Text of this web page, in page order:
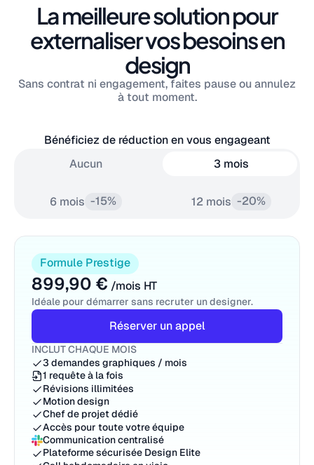
La meilleure solution pour
externaliser vos besoins en
design
Sans contrat ni engagement, faites pause ou annulez
à tout moment.
Bénéficiez de réduction en vous engageant
Aucun
3 mois
6 mois -15% 12 mois -20%
Formule Prestige
899,90 € /mois HT
Idéale pour démarrer sans recruter un designer.
Réserver un appel
INCLUT CHAQUE MOIS
3 demandes graphiques / mois
1 requête à la fois
Révisions illimitées
Motion design
Chef de projet dédié
Accès pour toute votre équipe
Communication centralisé
Plateforme sécurisée Design Elite